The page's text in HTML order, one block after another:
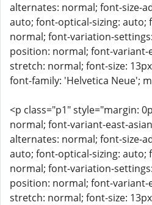
alternates: normal; font-size-
auto; font-optical-sizing: auto;
normal; font-variation-
position: normal; font-
stretch: normal; font-size:
font-family: 'Helvetica Neue';
<p class="p1" style="margin:
normal; font-variant-east-
alternates: normal; font-size-
auto; font-optical-sizing: auto;
normal; font-variation-
position: normal; font-
stretch: normal; font-size: